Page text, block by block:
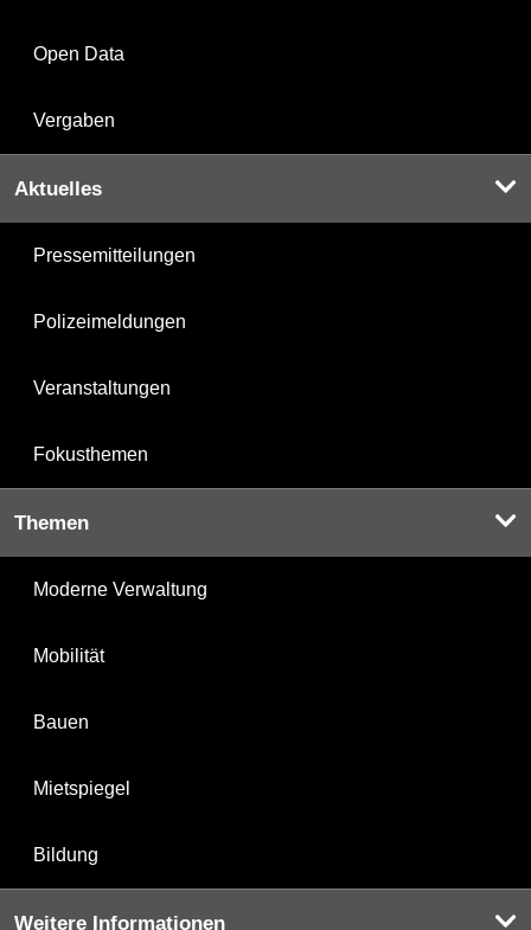
Open Data
Vergaben
Aktuelles
Pressemitteilungen
Polizeimeldungen
Veranstaltungen
Fokusthemen
Themen
Moderne Verwaltung
Mobilität
Bauen
Mietspiegel
Bildung
Weitere Informationen